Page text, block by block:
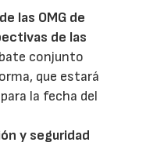
las OMG de
de las
conjunto
que estará
la fecha del
y seguridad